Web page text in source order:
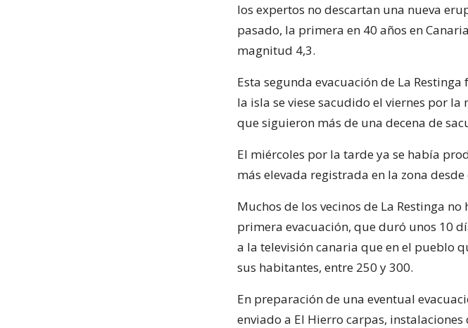
los expertos no descartan una nueva
pasado, la primera en 40 años en
magnitud 4,3.
Esta segunda evacuación de La
la isla se viese sacudido el viernes por
que siguieron más de una decena de
El miércoles por la tarde ya se había
más elevada registrada en la zona
Muchos de los vecinos de La Restinga
primera evacuación, que duró unos 10
a la televisión canaria que en el pueblo
sus habitantes, entre 250 y 300.
En preparación de una eventual
enviado a El Hierro carpas,